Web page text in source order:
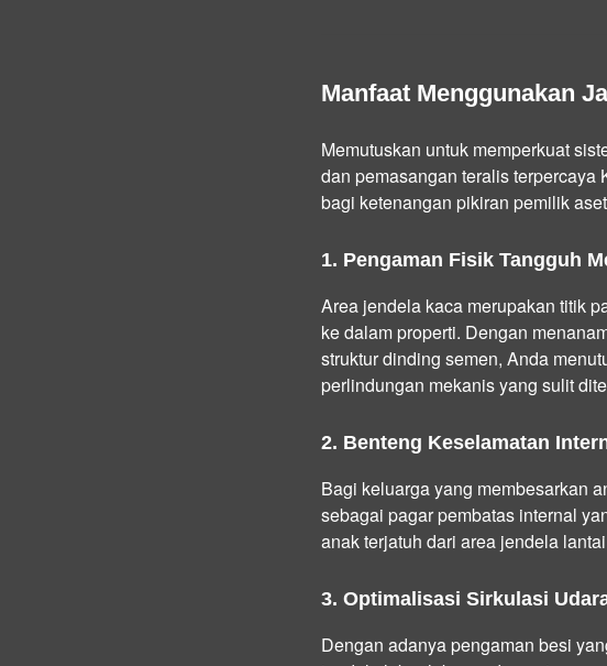
Manfaat Menggunakan
Memutuskan untuk memperkuat
dan pemasangan teralis
bagi ketenangan pikiran pemilik
1. Pengaman Fisik Tangguh
Area jendela kaca merupakan titik
ke dalam properti. Dengan
struktur dinding semen, Anda
perlindungan mekanis yang sulit
2. Benteng Keselamatan
Bagi keluarga yang membesarkan
sebagai pagar pembatas internal
anak terjatuh dari area jendela
3. Optimalisasi Sirkulasi
Dengan adanya pengaman besi